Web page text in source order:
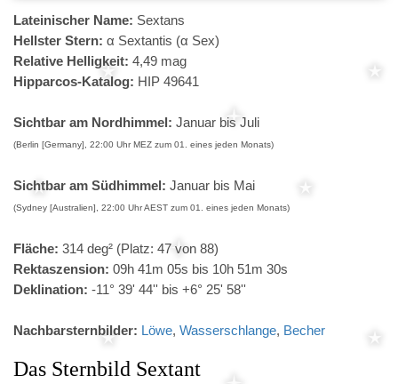
Lateinischer Name: Sextans
Hellster Stern: α Sextantis (α Sex)
Relative Helligkeit: 4,49 mag
Hipparcos-Katalog: HIP 49641
Sichtbar am Nordhimmel: Januar bis Juli
(Berlin [Germany], 22:00 Uhr MEZ zum 01. eines jeden Monats)
Sichtbar am Südhimmel: Januar bis Mai
(Sydney [Australien], 22:00 Uhr AEST zum 01. eines jeden Monats)
Fläche: 314 deg² (Platz: 47 von 88)
Rektaszension: 09h 41m 05s bis 10h 51m 30s
Deklination: -11° 39' 44'' bis +6° 25' 58''
Nachbarsternbilder: Löwe, Wasserschlange, Becher
Das Sternbild Sextant